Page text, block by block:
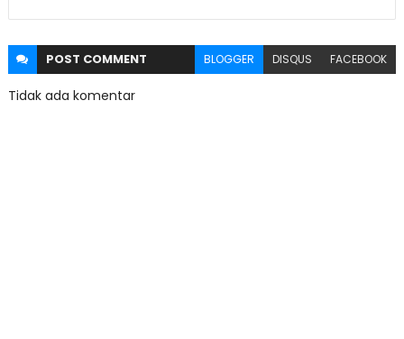
POST COMMENT BLOGGER DISQUS FACEBOOK
Tidak ada komentar